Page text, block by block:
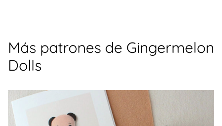
Más patrones de Gingermelon
Dolls